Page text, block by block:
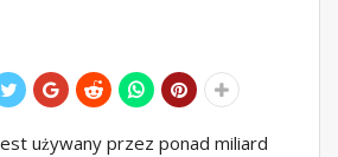
używany przez ponad miliard